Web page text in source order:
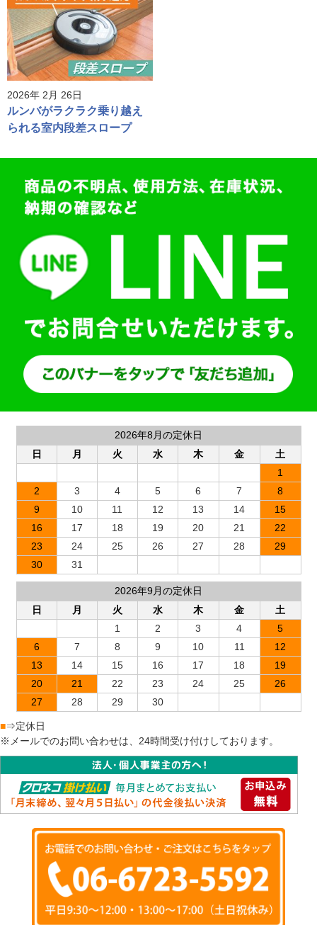
2026年 2月 26日
ルンバがラクラク乗り越え
られる室内段差スロープ
2026年8月の定休日
日
月 火 水 木 金
土
1
2
3 4 5 6 7
8
9
10 11 12 13 14
15
16
17 18 19 20 21
22
23
24 25 26 27 28
29
30
31
2026年9月の定休日
日
月 火 水 木 金
土
1
2 3 4
5
6
7 8 9 10 11
12
13
14 15 16 17 18
19
20
21 22 23 24 25
26
27
28 29 30
■⇒定休日
※メールでのお問い合わせは、24時間受け付けしております。